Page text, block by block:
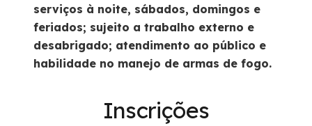
serviços à noite, sábados, domingos e
feriados; sujeito a trabalho externo e
desabrigado; atendimento ao público e
habilidade no manejo de armas de fogo.
Inscrições